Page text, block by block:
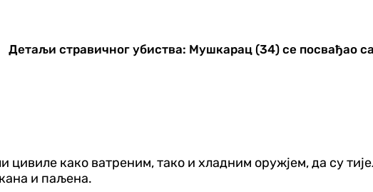
Детаљи стравичног убиства: Мушкарац (34) се посвађао
цивиле како ватреним, тако и хладним оружјем, да су
и паљена.